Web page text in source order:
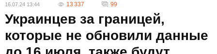
16.07.24 13:44 13 337 99
Украинцев за границей,
которые не обновили данные